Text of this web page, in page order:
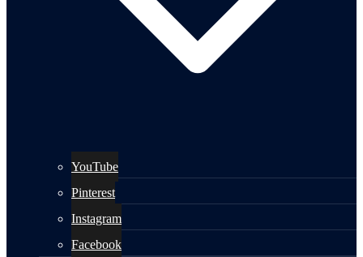
YouTube
Pinterest
Instagram
Facebook